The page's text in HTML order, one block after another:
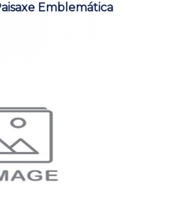
Emblemática